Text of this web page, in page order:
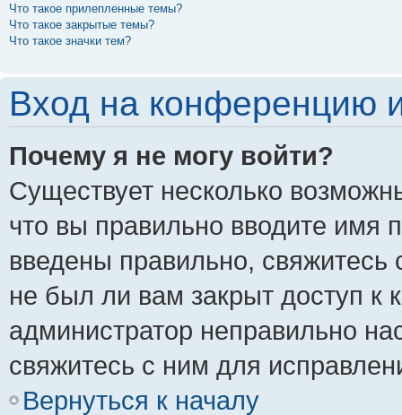
Что такое прилепленные темы?
Что такое закрытые темы?
Что такое значки тем?
Вход на конференцию
Почему я не могу войти?
Существует несколько
что вы правильно вводите имя
введены правильно,
не был ли вам закрыт доступ к
администратор неправильно
свяжитесь с ним для
Вернуться к началу